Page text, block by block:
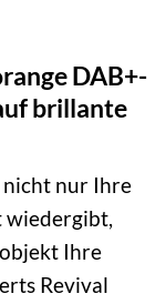
DAB+-
brillante
nicht nur Ihre
wiedergibt,
Ihre
Revival